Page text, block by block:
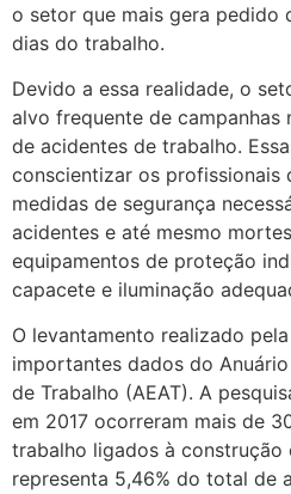
o setor que mais gera pedido
dias do trabalho.
Devido a essa realidade, o
alvo frequente de campanhas
de acidentes de trabalho.
conscientizar os profissionais
medidas de segurança
acidentes e até mesmo
equipamentos de proteção
capacete e iluminação
O levantamento realizado
importantes dados do
de Trabalho (AEAT). A
em 2017 ocorreram mais de
trabalho ligados à construção
representa 5,46% do total de